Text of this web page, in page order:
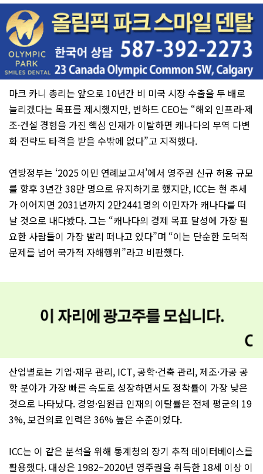
마크 카니 총리는 앞으로 10년간 비 미국 시장 수출을 두 배로
늘리겠다는 목표를 제시했지만, 번하드 CEO는 “해외 인프라·제
조·건설 경험을 가진 핵심 인재가 이탈하면 캐나다의 무역 다변
화 전략도 타격을 받을 수밖에 없다”고 지적했다.
연방정부는 ‘2025 이민 연례보고서’에서 영주권 신규 허용 규모
를 향후 3년간 38만 명으로 유지하기로 했지만, ICC는 현 추세
가 이어지면 2031년까지 2만2441명의 이민자가 캐나다를 떠
날 것으로 내다봤다. 그는 “캐나다의 경제 목표 달성에 가장 필
요한 사람들이 가장 빨리 떠나고 있다”며 “이는 단순한 도덕적
문제를 넘어 국가적 자해행위”라고 비판했다.
산업별로는 기업·재무 관리, ICT, 공학·건축 관리, 제조·가공 공
학 분야가 가장 빠른 속도로 성장하면서도 정착률이 가장 낮은
것으로 나타났다. 경영·임원급 인재의 이탈률은 전체 평균의 19
3%, 보건의료 인력은 36% 높은 수준이었다.
ICC는 이 같은 분석을 위해 통계청의 장기 추적 데이터베이스를
활용했다. 대상은 1982~2020년 영주권을 취득한 18세 이상 이